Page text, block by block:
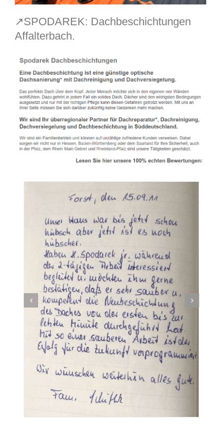
↗️SPODAREK: Dachbeschichtungen
Affalterbach.